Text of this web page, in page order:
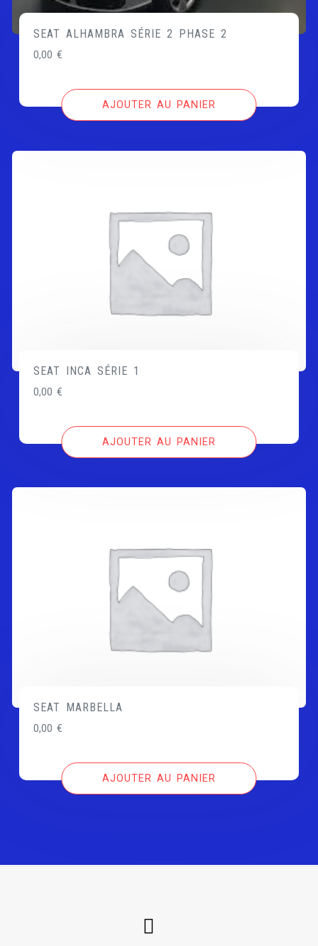
SEAT ALHAMBRA SÉRIE 2 PHASE 2
0,00€
AJOUTER AU PANIER
SEAT INCA SÉRIE 1
0,00€
AJOUTER AU PANIER
SEAT MARBELLA
0,00€
AJOUTER AU PANIER